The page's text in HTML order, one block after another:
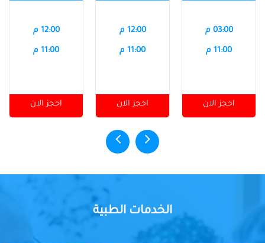
03:00 م
11:00 م
احجز الان
12:00 م
11:00 م
احجز الان
12:00 م
11:00 م
احجز الان
الخدمات الطبية